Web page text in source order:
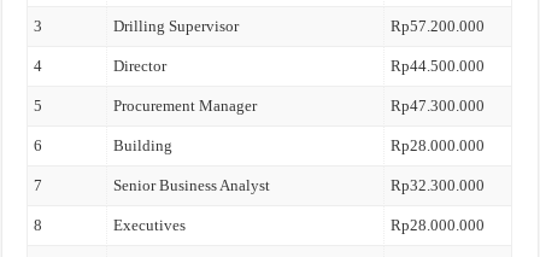
3 Drilling Supervisor Rp57.200.000
4 Director Rp44.500.000
5 Procurement Manager Rp47.300.000
6 Building Rp28.000.000
7 Senior Business Analyst Rp32.300.000
8 Executives Rp28.000.000